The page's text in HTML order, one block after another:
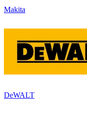
Makita
DeWALT